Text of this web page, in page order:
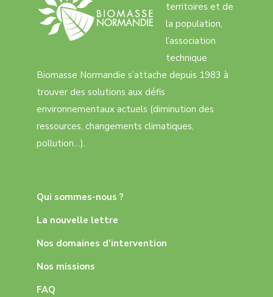
territoires et de
la population,
l’association
technique
Biomasse Normandie s’attache depuis 1983 à
trouver des solutions aux défis
environnementaux actuels (diminution des
ressources, changements climatiques,
pollution…).
Qui sommes-nous ?
La nouvelle lettre
Nos domaines d’intervention
Nos missions
FAQ